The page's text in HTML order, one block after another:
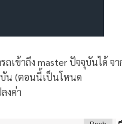
เข้าถึง master ปัจจุบันได้ จา
น (ตอนนี้เป็นโหนด
งค่า